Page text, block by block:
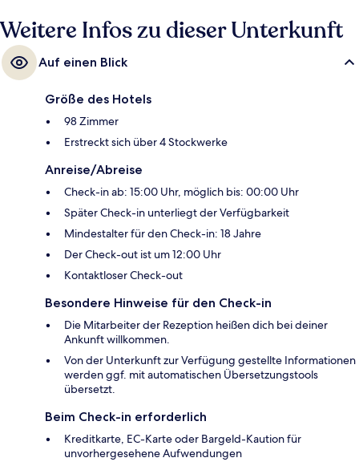
Weitere Infos zu dieser Unterkunft
Auf einen Blick
Größe des Hotels
98 Zimmer
Erstreckt sich über 4 Stockwerke
Anreise/Abreise
Check-in ab: 15:00 Uhr, möglich bis: 00:00 Uhr
Später Check-in unterliegt der Verfügbarkeit
Mindestalter für den Check-in: 18 Jahre
Der Check-out ist um 12:00 Uhr
Kontaktloser Check-out
Besondere Hinweise für den Check-in
Die Mitarbeiter der Rezeption heißen dich bei deiner
Ankunft willkommen.
Von der Unterkunft zur Verfügung gestellte Informationen
werden ggf. mit automatischen Übersetzungstools
übersetzt.
Beim Check-in erforderlich
Kreditkarte, EC-Karte oder Bargeld-Kaution für
unvorhergesehene Aufwendungen